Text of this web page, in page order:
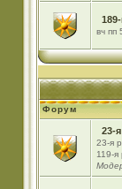
вч пп
Форум
23-
23-я
119-